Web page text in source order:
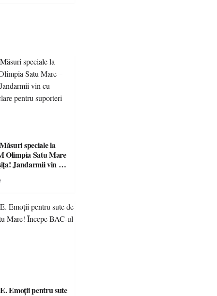
speciale la
Olimpia Satu Mare
Jandarmii vin cu
Emoții pentru sute